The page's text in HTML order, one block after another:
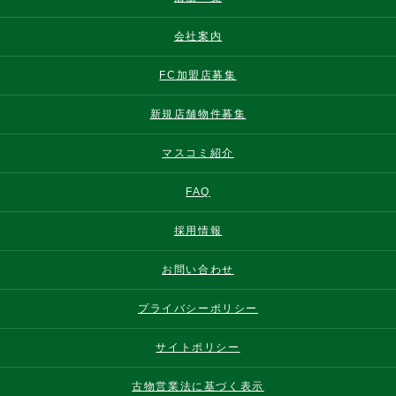
会社案内
FC加盟店募集
新規店舗物件募集
マスコミ紹介
FAQ
採用情報
お問い合わせ
プライバシーポリシー
サイトポリシー
古物営業法に基づく表示